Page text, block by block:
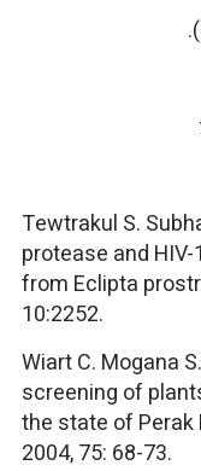
Tewtrakul S.
protease and
from Eclipta
10:2252.
Wiart C. Mogana
screening of
the state of Perak
2004, 75: 68-73.